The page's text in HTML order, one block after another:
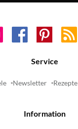
Service
Newsletter Rezepte
Information